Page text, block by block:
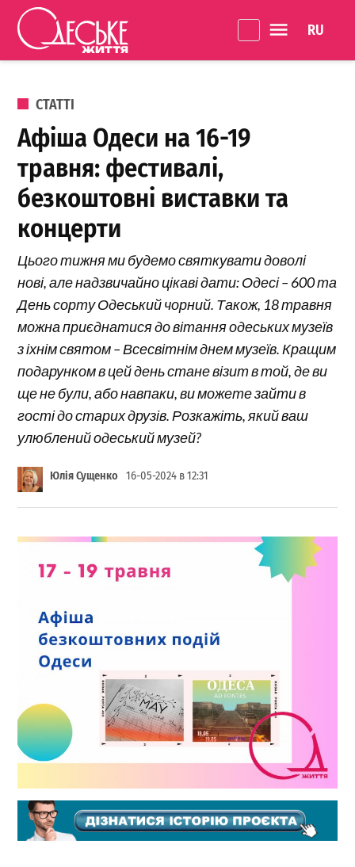
Перейти до вмісту
Життя
ОПУБЛІКОВАНО В
СТАТТІ
Афіша Одеси на 16-19
травня: фестивалі,
безкоштовні виставки та
концерти
Цього тижня ми будемо святкувати доволі
нові, але надзвичайно цікаві дати: Одесі – 600 та
День сорту Одеський чорний. Також, 18 травня
можна приєднатися до вітання одеських музеїв
з іхнім святом – Всесвітнім днем музеїв. Кращим
подарунком в цей день стане візит в той, де ви
ще не були, або навпаки, ви можете зайти в
гості до старих друзів. Розкажіть, який ваш
улюблений одеський музей?
Юлія Сущенко 16-05-2024 в 12:31